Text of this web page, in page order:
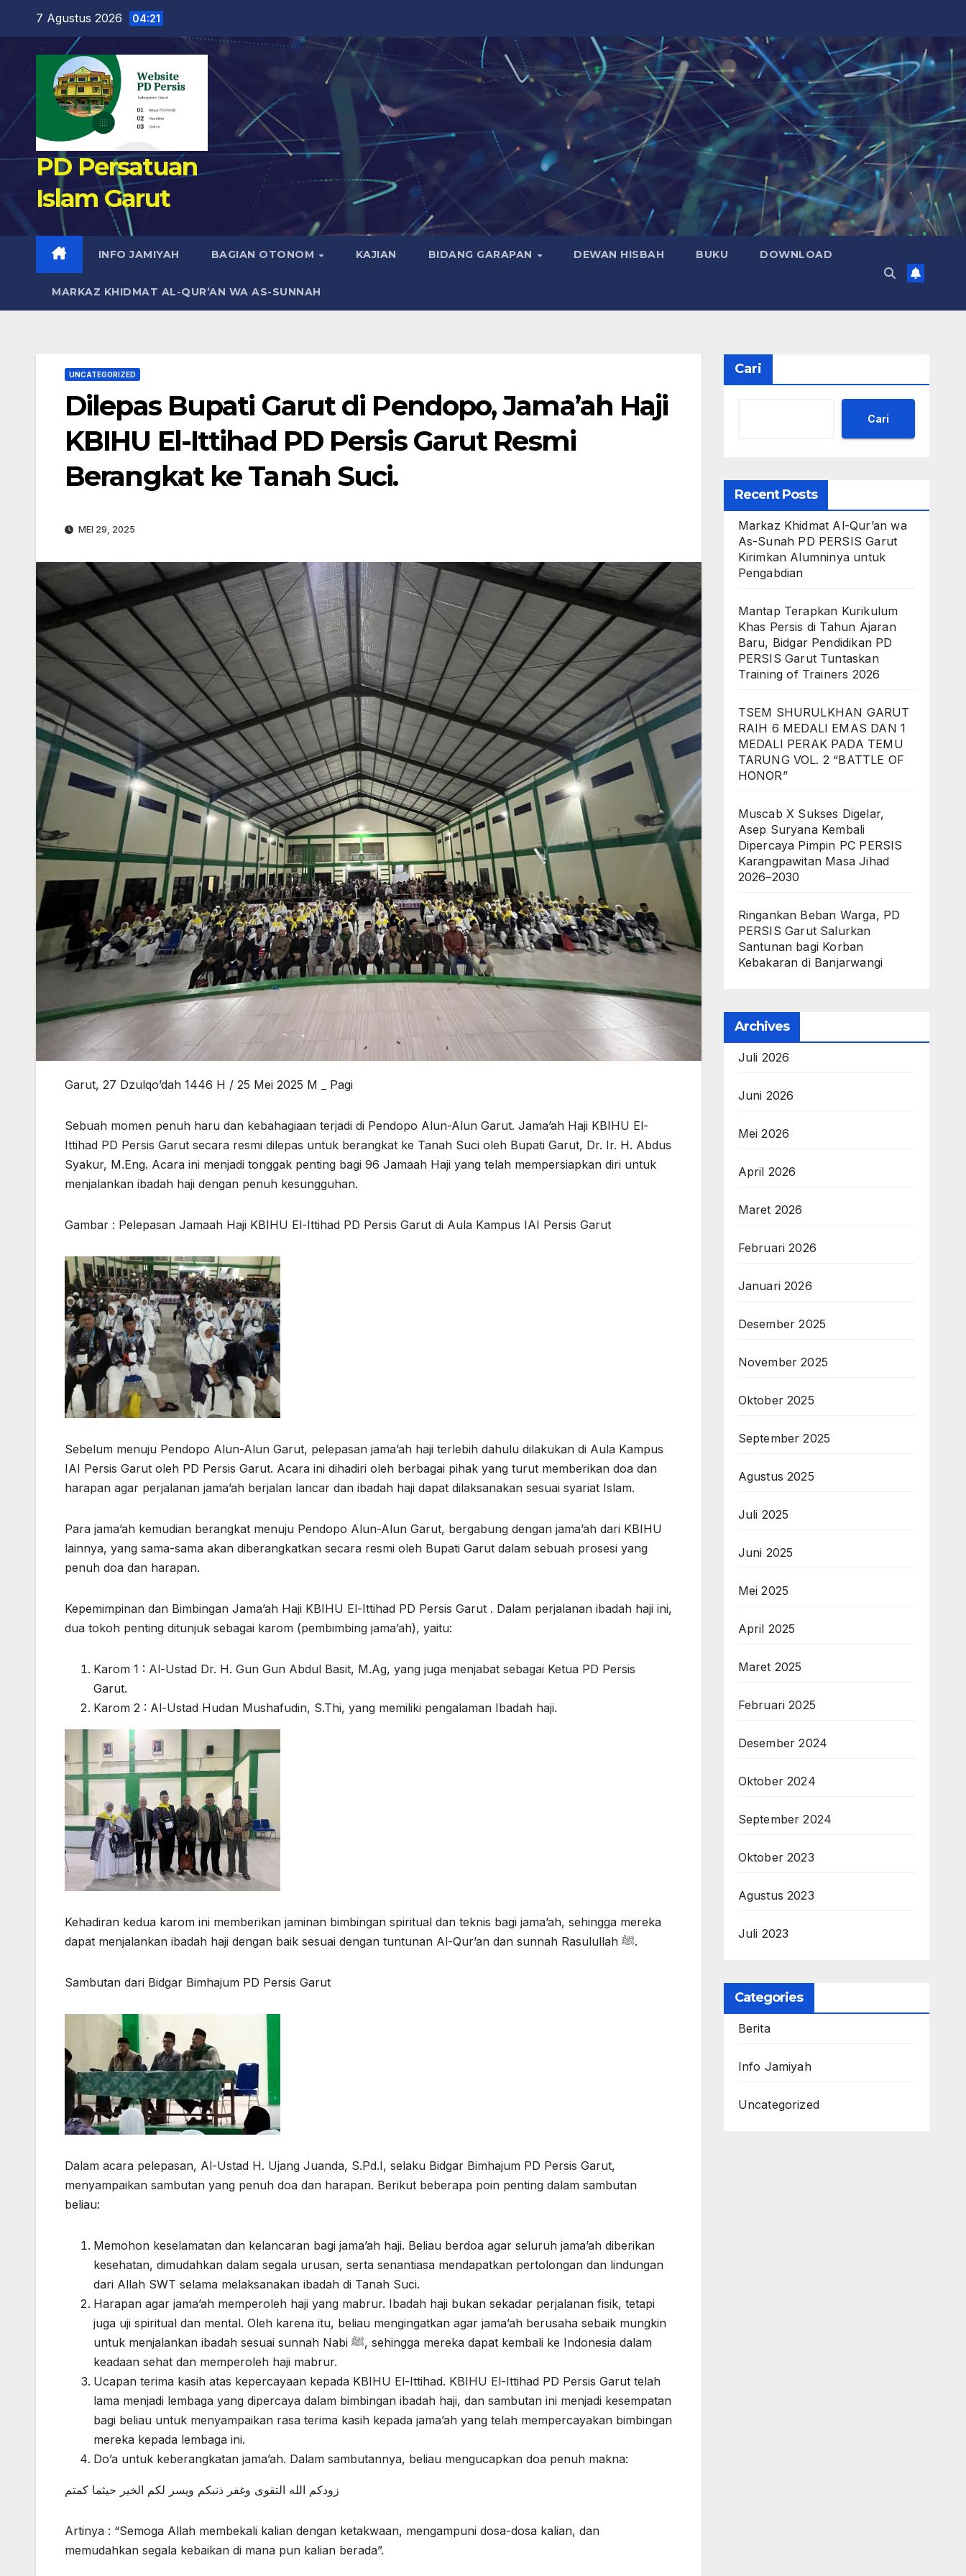
content
7 Agustus 2026 04:21
PD Persatuan
Islam Garut
INFO JAMIYAH BAGIAN OTONOM KAJIAN BIDANG GARAPAN DEWAN HISBAH BUKU DOWNLOAD
MARKAZ KHIDMAT AL-QUR’AN WA AS-SUNNAH
UNCATEGORIZED
Dilepas Bupati Garut di Pendopo, Jama’ah Haji
KBIHU El-Ittihad PD Persis Garut Resmi
Berangkat ke Tanah Suci.
MEI 29, 2025
Garut, 27 Dzulqo’dah 1446 H / 25 Mei 2025 M _ Pagi
Sebuah momen penuh haru dan kebahagiaan terjadi di Pendopo Alun-Alun Garut. Jama’ah Haji KBIHU El-
Ittihad PD Persis Garut secara resmi dilepas untuk berangkat ke Tanah Suci oleh Bupati Garut, Dr. Ir. H. Abdus
Syakur, M.Eng. Acara ini menjadi tonggak penting bagi 96 Jamaah Haji yang telah mempersiapkan diri untuk
menjalankan ibadah haji dengan penuh kesungguhan.
Gambar : Pelepasan Jamaah Haji KBIHU El-Ittihad PD Persis Garut di Aula Kampus IAI Persis Garut
Sebelum menuju Pendopo Alun-Alun Garut, pelepasan jama’ah haji terlebih dahulu dilakukan di Aula Kampus
IAI Persis Garut oleh PD Persis Garut. Acara ini dihadiri oleh berbagai pihak yang turut memberikan doa dan
harapan agar perjalanan jama’ah berjalan lancar dan ibadah haji dapat dilaksanakan sesuai syariat Islam.
Para jama’ah kemudian berangkat menuju Pendopo Alun-Alun Garut, bergabung dengan jama’ah dari KBIHU
lainnya, yang sama-sama akan diberangkatkan secara resmi oleh Bupati Garut dalam sebuah prosesi yang
penuh doa dan harapan.
Kepemimpinan dan Bimbingan Jama’ah Haji KBIHU El-Ittihad PD Persis Garut . Dalam perjalanan ibadah haji ini,
dua tokoh penting ditunjuk sebagai karom (pembimbing jama’ah), yaitu:
Karom 1 : Al-Ustad Dr. H. Gun Gun Abdul Basit, M.Ag, yang juga menjabat sebagai Ketua PD Persis
Garut.
Karom 2 : Al-Ustad Hudan Mushafudin, S.Thi, yang memiliki pengalaman Ibadah haji.
Kehadiran kedua karom ini memberikan jaminan bimbingan spiritual dan teknis bagi jama’ah, sehingga mereka
dapat menjalankan ibadah haji dengan baik sesuai dengan tuntunan Al-Qur’an dan sunnah Rasulullah ﷺ.
Sambutan dari Bidgar Bimhajum PD Persis Garut
Dalam acara pelepasan, Al-Ustad H. Ujang Juanda, S.Pd.I, selaku Bidgar Bimhajum PD Persis Garut,
menyampaikan sambutan yang penuh doa dan harapan. Berikut beberapa poin penting dalam sambutan
beliau:
Memohon keselamatan dan kelancaran bagi jama’ah haji. Beliau berdoa agar seluruh jama’ah diberikan
kesehatan, dimudahkan dalam segala urusan, serta senantiasa mendapatkan pertolongan dan lindungan
dari Allah SWT selama melaksanakan ibadah di Tanah Suci.
Harapan agar jama’ah memperoleh haji yang mabrur. Ibadah haji bukan sekadar perjalanan fisik, tetapi
juga uji spiritual dan mental. Oleh karena itu, beliau mengingatkan agar jama’ah berusaha sebaik mungkin
untuk menjalankan ibadah sesuai sunnah Nabi ﷺ, sehingga mereka dapat kembali ke Indonesia dalam
keadaan sehat dan memperoleh haji mabrur.
Ucapan terima kasih atas kepercayaan kepada KBIHU El-Ittihad. KBIHU El-Ittihad PD Persis Garut telah
lama menjadi lembaga yang dipercaya dalam bimbingan ibadah haji, dan sambutan ini menjadi kesempatan
bagi beliau untuk menyampaikan rasa terima kasih kepada jama’ah yang telah mempercayakan bimbingan
mereka kepada lembaga ini.
Do’a untuk keberangkatan jama’ah. Dalam sambutannya, beliau mengucapkan doa penuh makna:
زودكم الله التقوى وغفر ذنبكم ويسر لكم الخير حيثما كمتم
Artinya : “Semoga Allah membekali kalian dengan ketakwaan, mengampuni dosa-dosa kalian, dan
memudahkan segala kebaikan di mana pun kalian berada”.
Cari
Cari
Recent Posts
Markaz Khidmat Al-Qur’an wa
As-Sunah PD PERSIS Garut
Kirimkan Alumninya untuk
Pengabdian
Mantap Terapkan Kurikulum
Khas Persis di Tahun Ajaran
Baru, Bidgar Pendidikan PD
PERSIS Garut Tuntaskan
Training of Trainers 2026
TSEM SHURULKHAN GARUT
RAIH 6 MEDALI EMAS DAN 1
MEDALI PERAK PADA TEMU
TARUNG VOL. 2 “BATTLE OF
HONOR”
Muscab X Sukses Digelar,
Asep Suryana Kembali
Dipercaya Pimpin PC PERSIS
Karangpawitan Masa Jihad
2026–2030
Ringankan Beban Warga, PD
PERSIS Garut Salurkan
Santunan bagi Korban
Kebakaran di Banjarwangi
Archives
Juli 2026
Juni 2026
Mei 2026
April 2026
Maret 2026
Februari 2026
Januari 2026
Desember 2025
November 2025
Oktober 2025
September 2025
Agustus 2025
Juli 2025
Juni 2025
Mei 2025
April 2025
Maret 2025
Februari 2025
Desember 2024
Oktober 2024
September 2024
Oktober 2023
Agustus 2023
Juli 2023
Categories
Berita
Info Jamiyah
Uncategorized